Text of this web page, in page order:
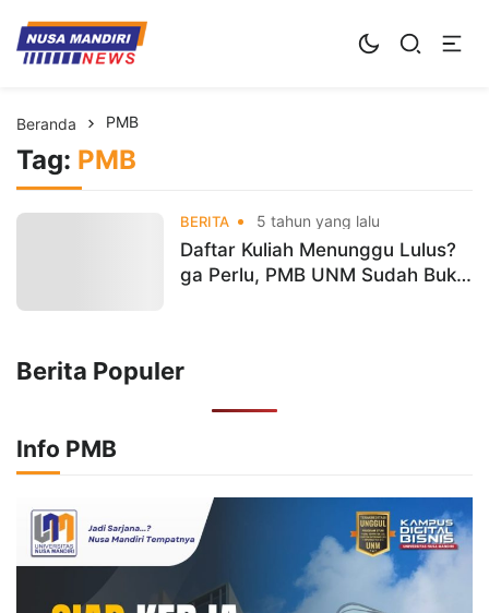
Kampus Digital Bisnis
Universitas Nusa Mandiri
Beranda PMB
Tag: PMB
BERITA 5 tahun yang lalu
Daftar Kuliah Menunggu Lulus?
ga Perlu, PMB UNM Sudah Buka
Berita Populer
Info PMB